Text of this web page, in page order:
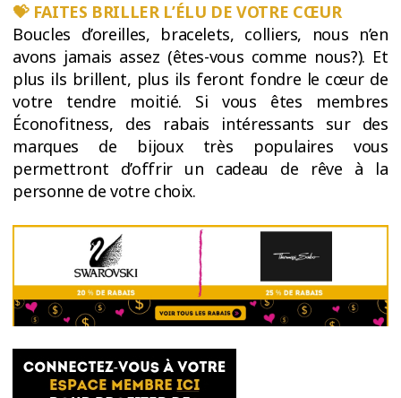
💝 FAITES BRILLER L’ÉLU DE VOTRE CŒUR
Boucles d’oreilles, bracelets, colliers, nous n’en
avons jamais assez (êtes-vous comme nous?). Et
plus ils brillent, plus ils feront fondre le cœur de
votre tendre moitié. Si vous êtes membres
Éconofitness, des rabais intéressants sur des
marques de bijoux très populaires vous
permettront d’offrir un cadeau de rêve à la
personne de votre choix.